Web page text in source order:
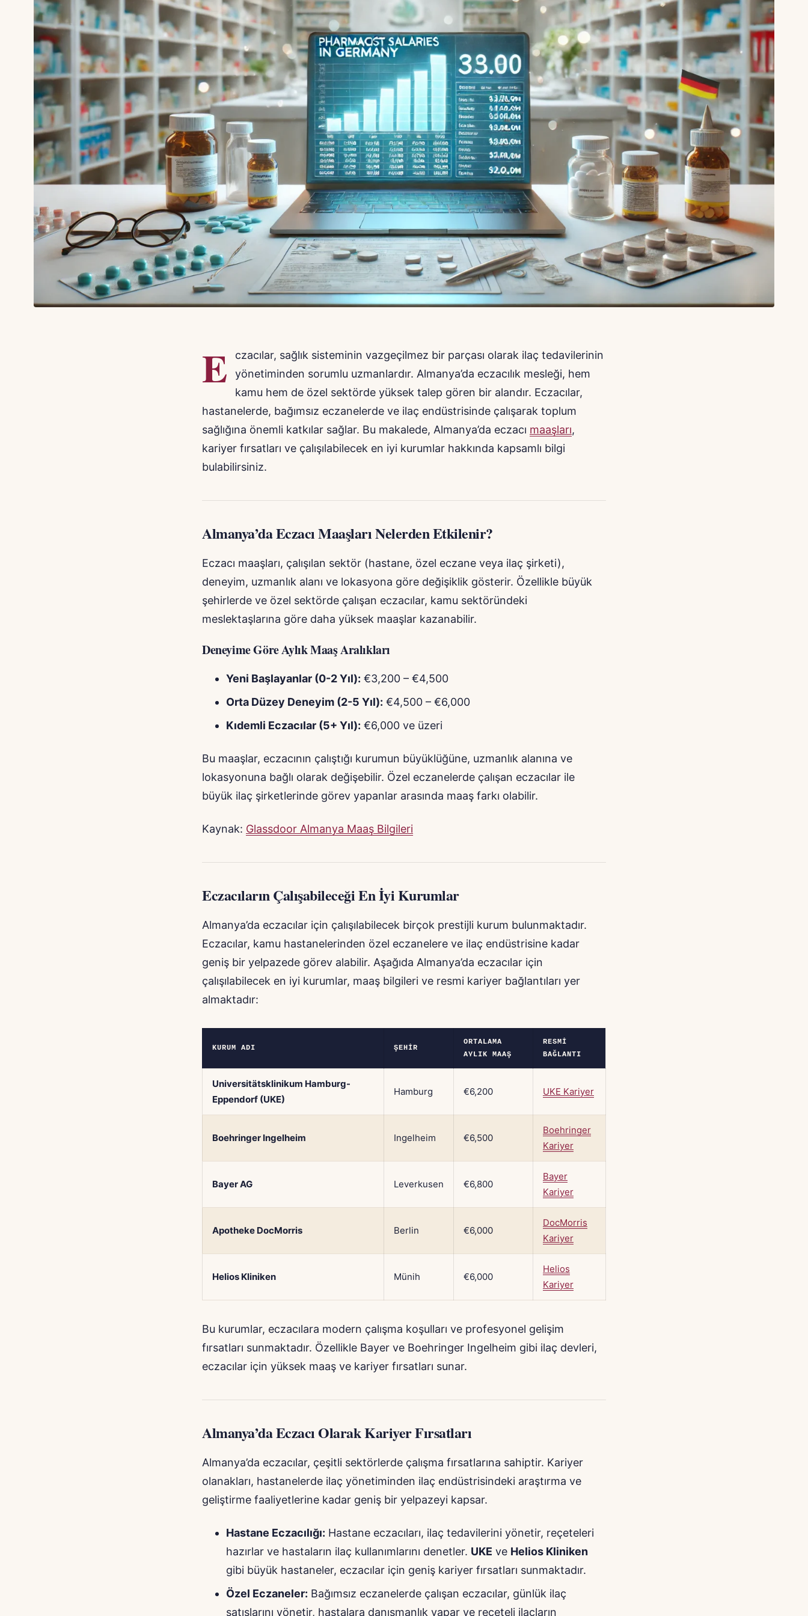
E
czacılar, sağlık sisteminin vazgeçilmez bir parçası olarak ilaç tedavilerinin
yönetiminden sorumlu uzmanlardır. Almanya’da eczacılık mesleği, hem
kamu hem de özel sektörde yüksek talep gören bir alandır. Eczacılar,
hastanelerde, bağımsız eczanelerde ve ilaç endüstrisinde çalışarak toplum
sağlığına önemli katkılar sağlar. Bu makalede, Almanya’da eczacı maaşları,
kariyer fırsatları ve çalışılabilecek en iyi kurumlar hakkında kapsamlı bilgi
bulabilirsiniz.
Almanya’da Eczacı Maaşları Nelerden Etkilenir?
Eczacı maaşları, çalışılan sektör (hastane, özel eczane veya ilaç şirketi),
deneyim, uzmanlık alanı ve lokasyona göre değişiklik gösterir. Özellikle büyük
şehirlerde ve özel sektörde çalışan eczacılar, kamu sektöründeki
meslektaşlarına göre daha yüksek maaşlar kazanabilir.
Deneyime Göre Aylık Maaş Aralıkları
Yeni Başlayanlar (0-2 Yıl): €3,200 – €4,500
Orta Düzey Deneyim (2-5 Yıl): €4,500 – €6,000
Kıdemli Eczacılar (5+ Yıl): €6,000 ve üzeri
Bu maaşlar, eczacının çalıştığı kurumun büyüklüğüne, uzmanlık alanına ve
lokasyonuna bağlı olarak değişebilir. Özel eczanelerde çalışan eczacılar ile
büyük ilaç şirketlerinde görev yapanlar arasında maaş farkı olabilir.
Kaynak: Glassdoor Almanya Maaş Bilgileri
Eczacıların Çalışabileceği En İyi Kurumlar
Almanya’da eczacılar için çalışılabilecek birçok prestijli kurum bulunmaktadır.
Eczacılar, kamu hastanelerinden özel eczanelere ve ilaç endüstrisine kadar
geniş bir yelpazede görev alabilir. Aşağıda Almanya’da eczacılar için
çalışılabilecek en iyi kurumlar, maaş bilgileri ve resmi kariyer bağlantıları yer
almaktadır:
KURUM ADI ŞEHIR
ORTALAMA
AYLIK MAAŞ
RESMI
BAĞLANTI
Universitätsklinikum Hamburg-
Eppendorf (UKE)
Hamburg €6,200 UKE Kariyer
Boehringer Ingelheim Ingelheim €6,500
Boehringer
Kariyer
Bayer AG Leverkusen €6,800
Bayer
Kariyer
Apotheke DocMorris Berlin €6,000
DocMorris
Kariyer
Helios Kliniken Münih €6,000
Helios
Kariyer
Bu kurumlar, eczacılara modern çalışma koşulları ve profesyonel gelişim
fırsatları sunmaktadır. Özellikle Bayer ve Boehringer Ingelheim gibi ilaç devleri,
eczacılar için yüksek maaş ve kariyer fırsatları sunar.
Almanya’da Eczacı Olarak Kariyer Fırsatları
Almanya’da eczacılar, çeşitli sektörlerde çalışma fırsatlarına sahiptir. Kariyer
olanakları, hastanelerde ilaç yönetiminden ilaç endüstrisindeki araştırma ve
geliştirme faaliyetlerine kadar geniş bir yelpazeyi kapsar.
Hastane Eczacılığı: Hastane eczacıları, ilaç tedavilerini yönetir, reçeteleri
hazırlar ve hastaların ilaç kullanımlarını denetler. UKE ve Helios Kliniken
gibi büyük hastaneler, eczacılar için geniş kariyer fırsatları sunmaktadır.
Özel Eczaneler: Bağımsız eczanelerde çalışan eczacılar, günlük ilaç
satışlarını yönetir, hastalara danışmanlık yapar ve reçeteli ilaçların